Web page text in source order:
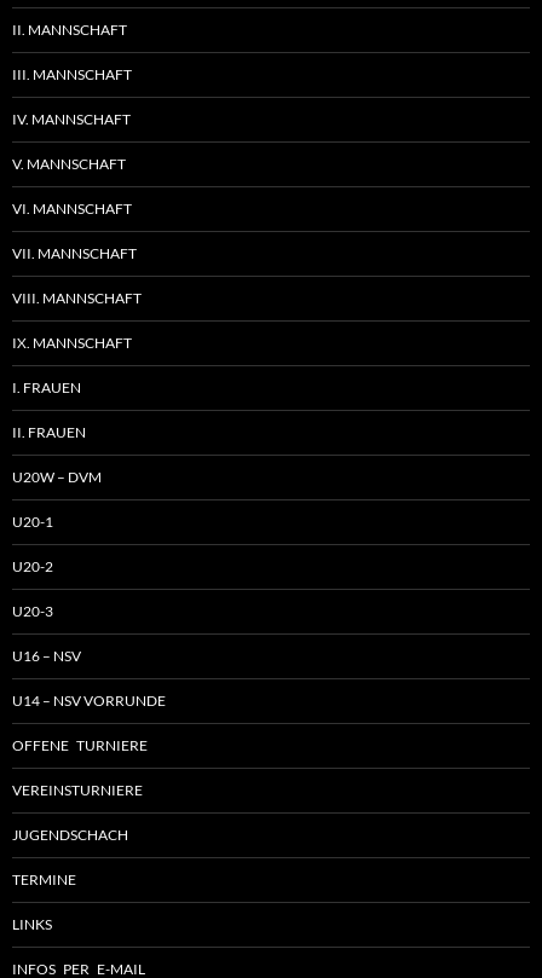
II. MANNSCHAFT
III. MANNSCHAFT
IV. MANNSCHAFT
V. MANNSCHAFT
VI. MANNSCHAFT
VII. MANNSCHAFT
VIII. MANNSCHAFT
IX. MANNSCHAFT
I. FRAUEN
II. FRAUEN
U20W – DVM
U20-1
U20-2
U20-3
U16 – NSV
U14 – NSV VORRUNDE
OFFENE TURNIERE
VEREINSTURNIERE
JUGENDSCHACH
TERMINE
LINKS
INFOS PER E-MAIL